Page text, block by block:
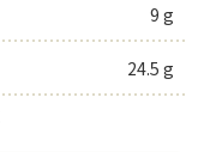
9 g
24.5 g